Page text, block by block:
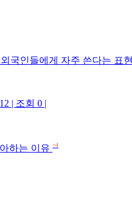
국인들에게 자주 쓴다는 표현
| 조회 0 |
하는 이유 +4